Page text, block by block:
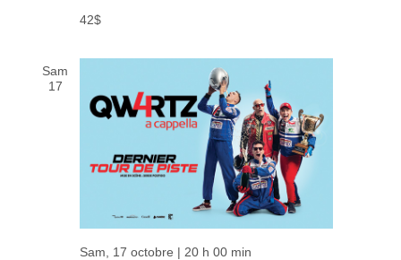
42$
Sam
17
Sam, 17 octobre | 20 h 00 min